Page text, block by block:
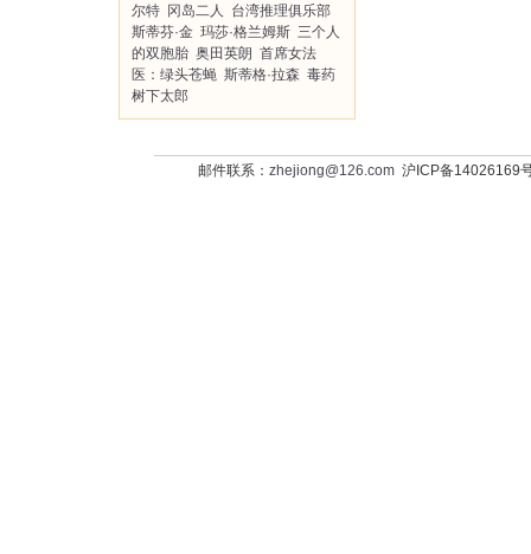
尔特 冈岛二人
台湾推理俱乐部
斯蒂芬·金 玛莎·格兰姆斯 三个人
的双胞胎 奥田英朗 首席女法
医：绿头苍蝇 斯蒂格·拉森 毒药
树下太郎
邮件联系： zhejiong@126.com沪ICP备14026169